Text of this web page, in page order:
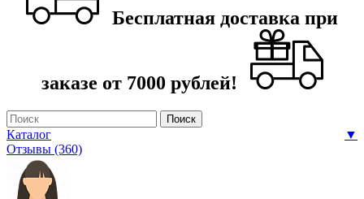
Бесплатная доставка при
заказе от 7000 рублей!
Каталог
▼
Отзывы (360)